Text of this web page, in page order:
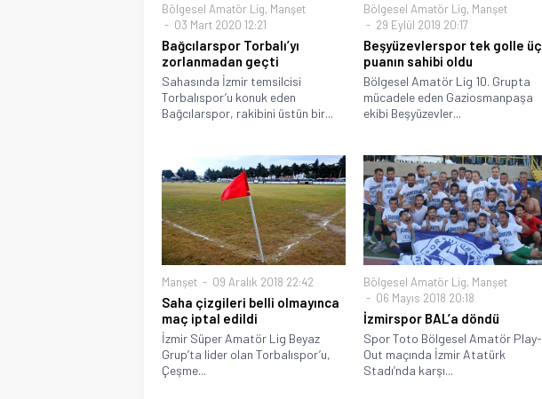
Bölgesel Amatör Lig, Manşet
03 Mart 2020 12:21
Bağcılarspor Torbalı’yı
zorlanmadan geçti
Sahasında İzmir temsilcisi
Torbalıspor’u konuk eden
Bağcılarspor, rakibini üstün bir...
Bölgesel Amatör Lig, Manşet
29 Eylül 2019 20:17
Beşyüzevlerspor tek golle üç
puanın sahibi oldu
Bölgesel Amatör Lig 10. Grupta
mücadele eden Gaziosmanpaşa
ekibi Beşyüzevler...
Manşet 09 Aralık 2018 22:42
Saha çizgileri belli olmayınca
maç iptal edildi
İzmir Süper Amatör Lig Beyaz
Grup’ta lider olan Torbalıspor’u,
Çeşme...
Bölgesel Amatör Lig, Manşet
06 Mayıs 2018 20:18
İzmirspor BAL’a döndü
Spor Toto Bölgesel Amatör Play-
Out maçında İzmir Atatürk
Stadı’nda karşı...